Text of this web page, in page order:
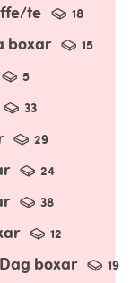
te 18
boxar 15
5
33
29
24
38
12
boxar 19